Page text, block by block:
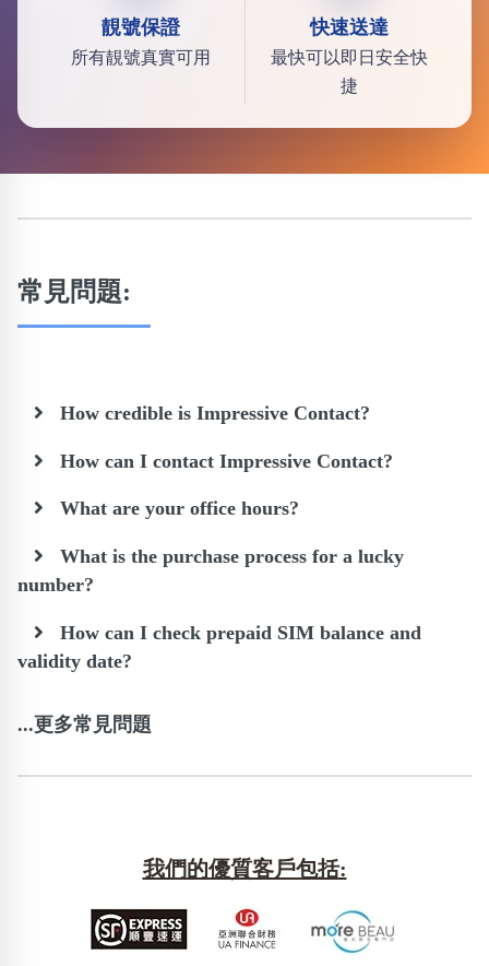
靚號保證
所有靚號真實可用
快速送達
最快可以即日安全快
捷
常見問題:
How credible is Impressive Contact?
How can I contact Impressive Contact?
What are your office hours?
What is the purchase process for a lucky
number?
How can I check prepaid SIM balance and
validity date?
...更多常見問題
我們的優質客戶包括: